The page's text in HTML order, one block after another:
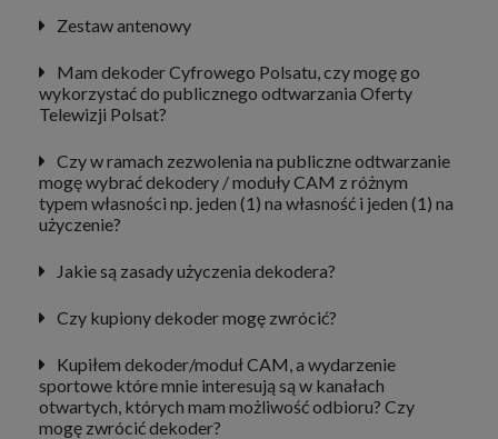
Zestaw antenowy
Mam dekoder Cyfrowego Polsatu, czy mogę go
wykorzystać do publicznego odtwarzania Oferty
Telewizji Polsat?
Czy w ramach zezwolenia na publiczne odtwarzanie
mogę wybrać dekodery / moduły CAM z różnym
typem własności np. jeden (1) na własność i jeden (1) na
użyczenie?
Jakie są zasady użyczenia dekodera?
Czy kupiony dekoder mogę zwrócić?
Kupiłem dekoder/moduł CAM, a wydarzenie
sportowe które mnie interesują są w kanałach
otwartych, których mam możliwość odbioru? Czy
mogę zwrócić dekoder?